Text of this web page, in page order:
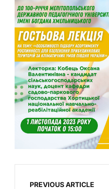
PREVIOUS ARTICLE